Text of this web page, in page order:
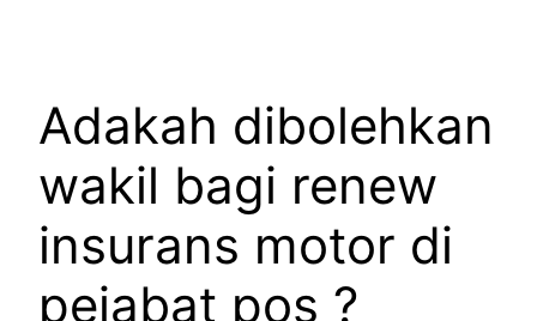
Adakah dibolehkan
wakil bagi renew
insurans motor di
pejabat pos ?